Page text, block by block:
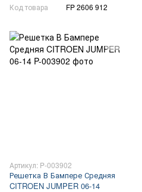
Код товара
FP 2606 912
Артикул: P-003902
Решетка В Бампере Средняя
CITROEN JUMPER 06-14